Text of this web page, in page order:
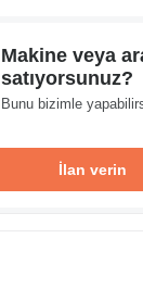
Makine veya
satıyorsunuz?
Bunu bizimle
İlan verin